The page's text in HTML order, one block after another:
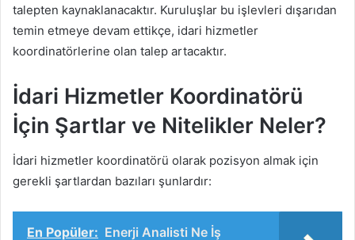
talepten kaynaklanacaktır. Kuruluşlar bu işlevleri dışarıdan
temin etmeye devam ettikçe, idari hizmetler
koordinatörlerine olan talep artacaktır.
İdari Hizmetler Koordinatörü
İçin Şartlar ve Nitelikler Neler?
İdari hizmetler koordinatörü olarak pozisyon almak için
gerekli şartlardan bazıları şunlardır:
En Popüler: Enerji Analisti Ne İş